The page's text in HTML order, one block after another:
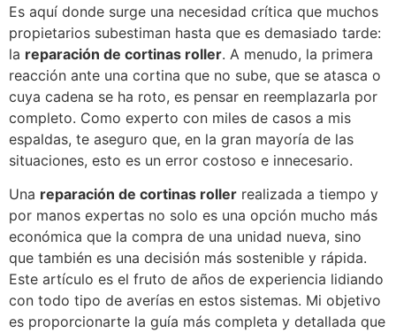
Es aquí donde surge una necesidad crítica que muchos
propietarios subestiman hasta que es demasiado tarde:
la reparación de cortinas roller. A menudo, la primera
reacción ante una cortina que no sube, que se atasca o
cuya cadena se ha roto, es pensar en reemplazarla por
completo. Como experto con miles de casos a mis
espaldas, te aseguro que, en la gran mayoría de las
situaciones, esto es un error costoso e innecesario.
Una reparación de cortinas roller realizada a tiempo y
por manos expertas no solo es una opción mucho más
económica que la compra de una unidad nueva, sino
que también es una decisión más sostenible y rápida.
Este artículo es el fruto de años de experiencia lidiando
con todo tipo de averías en estos sistemas. Mi objetivo
es proporcionarte la guía más completa y detallada que